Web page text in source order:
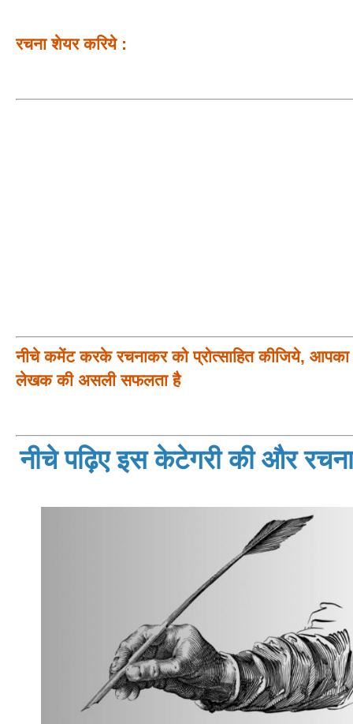
रचना शेयर करिये :
नीचे कमेंट करके रचनाकर को प्रोत्साहित कीजिये, आपका
लेखक की असली सफलता है
नीचे पढ़िए इस केटेगरी की और